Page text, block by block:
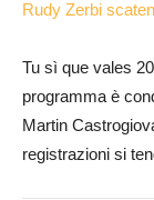
Rudy Zerbi
Tu sì que vales
programma è
Martin
registrazioni si